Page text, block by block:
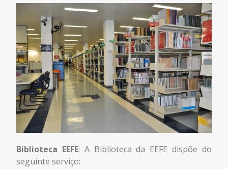
Biblioteca EEFE: A Biblioteca da EEFE dispõe do
seguinte serviço: